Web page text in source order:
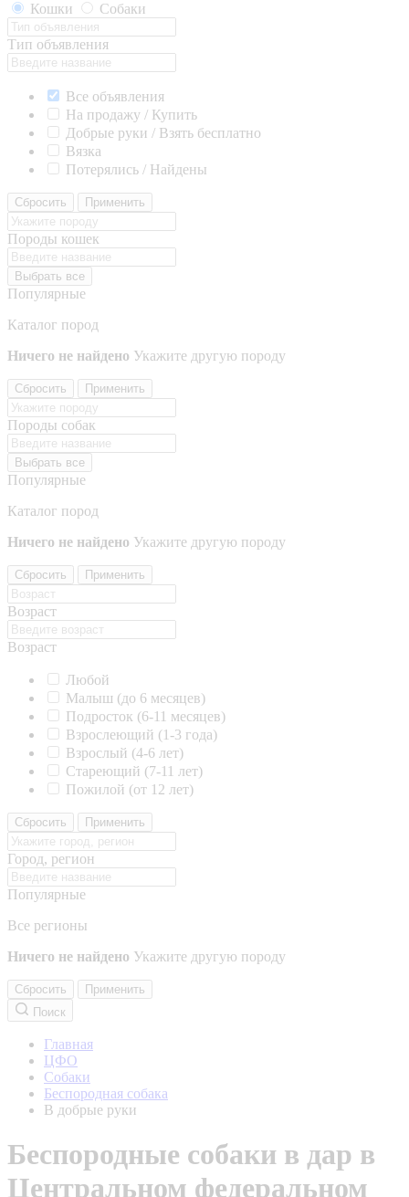
Кошки
Собаки
Тип объявления
Все объявления
На продажу / Купить
Добрые руки / Взять бесплатно
Вязка
Потерялись / Найдены
Сбросить Применить
Породы кошек
Выбрать все
Популярные
Каталог пород
Ничего не найдено Укажите другую породу
Сбросить Применить
Породы собак
Выбрать все
Популярные
Каталог пород
Ничего не найдено Укажите другую породу
Сбросить Применить
Возраст
Возраст
Любой
Малыш (до 6 месяцев)
Подросток (6-11 месяцев)
Взрослеющий (1-3 года)
Взрослый (4-6 лет)
Стареющий (7-11 лет)
Пожилой (от 12 лет)
Сбросить Применить
Город, регион
Популярные
Все регионы
Ничего не найдено Укажите другую породу
Сбросить
Применить
Поиск
Главная
ЦФО
Собаки
Беспородная собака
В добрые руки
Беспородные собаки в дар в
Центральном федеральном